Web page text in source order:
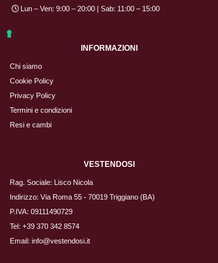
Lun – Ven: 9:00 – 20:00 | Sab: 11:00 – 15:00
INFORMAZIONI
Chi siamo
Cookie Policy
Privacy Policy
Termini e condizioni
Resi e cambi
VESTENDOSI
Rag. Sociale: Lisco Nicola
Indirizzo: Via Roma 55 - 70019 Triggiano (BA)
P.IVA: 09111490729
Tel: +39 370 342 8574
Email: info@vestendosi.it